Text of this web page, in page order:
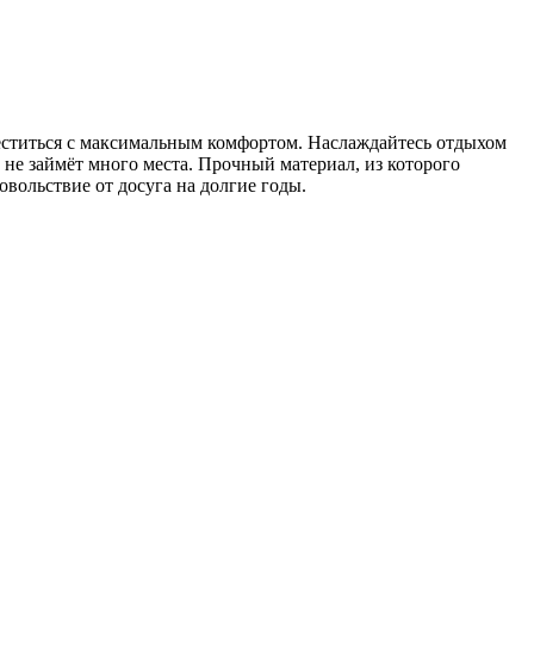
с максимальным комфортом. Наслаждайтесь отдыхом
займёт много места. Прочный материал, из которого
от досуга на долгие годы.